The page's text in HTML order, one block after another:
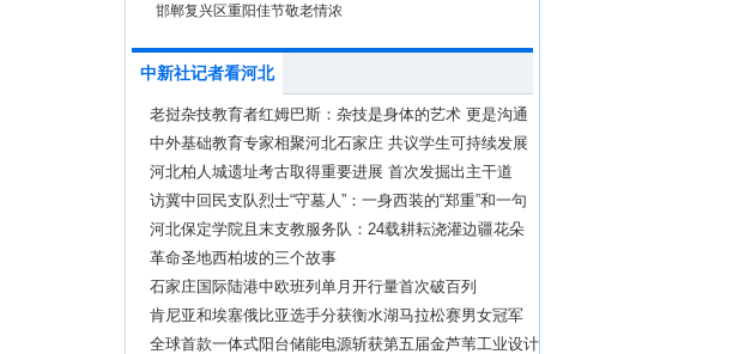
邯郸复兴区重阳佳节敬老情浓
中新社记者看河北
老挝杂技教育者红姆巴斯：杂技是身体的艺术 更是沟通
世界的语言
中外基础教育专家相聚河北石家庄 共议学生可持续发展
素养培养
河北柏人城遗址考古取得重要进展 首次发掘出主干道
访冀中回民支队烈士“守墓人”：一身西装的“郑重”和一句
承诺的“坚守”
河北保定学院且末支教服务队：24载耕耘浇灌边疆花朵
革命圣地西柏坡的三个故事
石家庄国际陆港中欧班列单月开行量首次破百列
肯尼亚和埃塞俄比亚选手分获衡水湖马拉松赛男女冠军
全球首款一体式阳台储能电源斩获第五届金芦苇工业设计